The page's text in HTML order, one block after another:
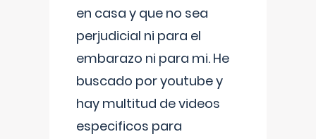
en casa y que no sea
perjudicial ni para el
embarazo ni para mi. He
buscado por youtube y
hay multitud de videos
especificos para